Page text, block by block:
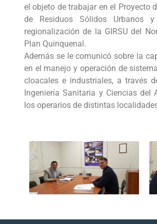
el objeto de trabajar en el Proyecto
de Residuos Sólidos Urbanos
regionalización de la GIRSU del
Plan Quinquenal.
Además se le comunicó sobre la
en el manejo y operación de
cloacales e industriales, a través
Ingeniería Sanitaria y Ciencias del
los operarios de distintas